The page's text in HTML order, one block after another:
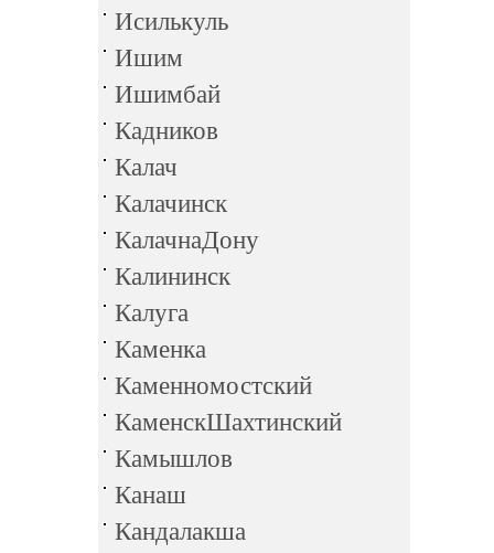
Исилькуль
Ишим
Ишимбай
Кадников
Калач
Калачинск
КалачнаДону
Калининск
Калуга
Каменка
Каменномостский
КаменскШахтинский
Камышлов
Канаш
Кандалакша